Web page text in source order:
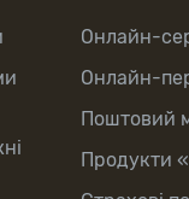
Онлайн-
Онлайн-
Поштовий
Продукти